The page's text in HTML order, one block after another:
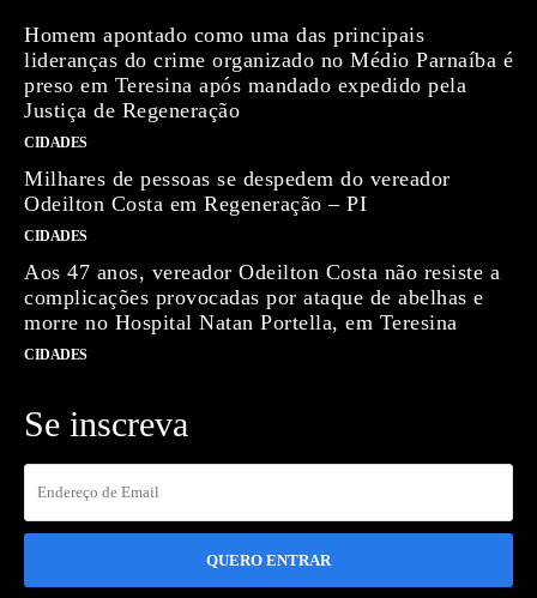
Homem apontado como uma das principais
lideranças do crime organizado no Médio Parnaíba é
preso em Teresina após mandado expedido pela
Justiça de Regeneração
CIDADES
Milhares de pessoas se despedem do vereador
Odeilton Costa em Regeneração – PI
CIDADES
Aos 47 anos, vereador Odeilton Costa não resiste a
complicações provocadas por ataque de abelhas e
morre no Hospital Natan Portella, em Teresina
CIDADES
Se inscreva
QUERO ENTRAR